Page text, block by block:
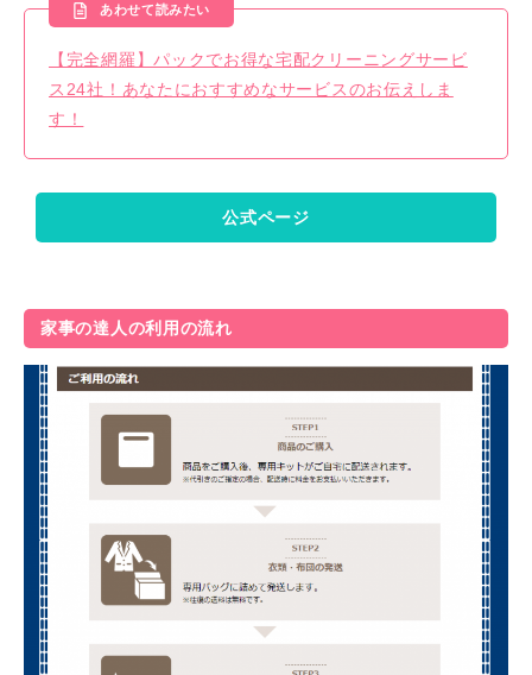
あわせて読みたい
【完全網羅】パックでお得な宅配クリーニングサービ
ス24社！あなたにおすすめなサービスのお伝えしま
す！
公式ページ
家事の達人の利用の流れ